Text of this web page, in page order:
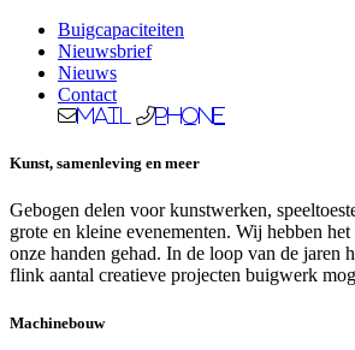
Buigcapaciteiten
Nieuwsbrief
Nieuws
Contact
Mail Phone
Kunst, samenleving en meer
Gebogen delen voor kunstwerken,
grote en kleine evenementen. Wij hebben
onze handen gehad. In de loop van de jaren
flink aantal creatieve projecten buigwerk
Machinebouw